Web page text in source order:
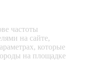
частоты
на сайте,
которые
на площадке